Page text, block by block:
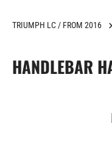
TRIUMPH LC / FROM 2016
HANDLEBAR